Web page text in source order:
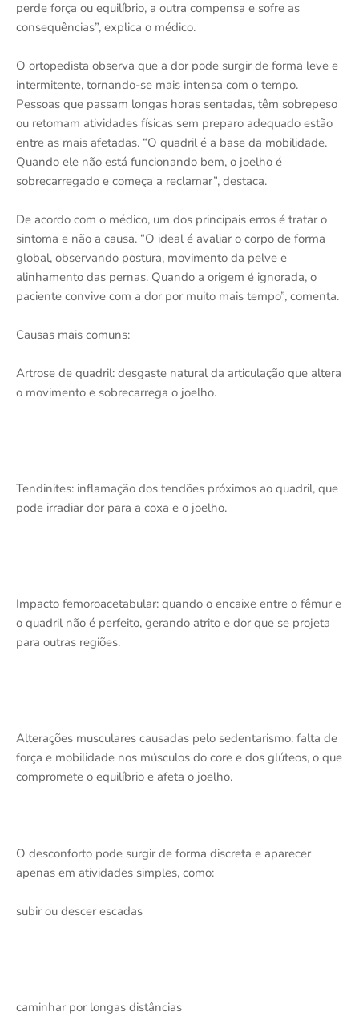
perde força ou equilíbrio, a outra compensa e sofre as
consequências”, explica o médico.
O ortopedista observa que a dor pode surgir de forma leve e
intermitente, tornando-se mais intensa com o tempo.
Pessoas que passam longas horas sentadas, têm sobrepeso
ou retomam atividades físicas sem preparo adequado estão
entre as mais afetadas. “O quadril é a base da mobilidade.
Quando ele não está funcionando bem, o joelho é
sobrecarregado e começa a reclamar”, destaca.
De acordo com o médico, um dos principais erros é tratar o
sintoma e não a causa. “O ideal é avaliar o corpo de forma
global, observando postura, movimento da pelve e
alinhamento das pernas. Quando a origem é ignorada, o
paciente convive com a dor por muito mais tempo”, comenta.
Causas mais comuns:
Artrose de quadril: desgaste natural da articulação que altera
o movimento e sobrecarrega o joelho.
Tendinites: inflamação dos tendões próximos ao quadril, que
pode irradiar dor para a coxa e o joelho.
Impacto femoroacetabular: quando o encaixe entre o fêmur e
o quadril não é perfeito, gerando atrito e dor que se projeta
para outras regiões.
Alterações musculares causadas pelo sedentarismo: falta de
força e mobilidade nos músculos do core e dos glúteos, o que
compromete o equilíbrio e afeta o joelho.
O desconforto pode surgir de forma discreta e aparecer
apenas em atividades simples, como:
subir ou descer escadas
caminhar por longas distâncias